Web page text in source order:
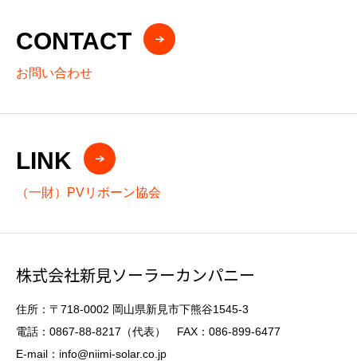
CONTACT
お問い合わせ
LINK
（一財）PVリボーン協会
株式会社新見ソーラーカンパニー
住所：〒718-0002 岡山県新見市下熊谷1545-3
電話：0867-88-8217（代表） FAX：086-899-6477
E-mail：info@niimi-solar.co.jp